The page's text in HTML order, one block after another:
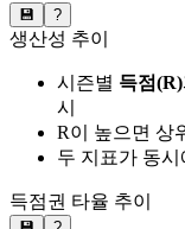
💾 ?
생산성 추이
시즌별 득점(R)
시
R이 높으면 상
두 지표가 동
득점권 타율 추이